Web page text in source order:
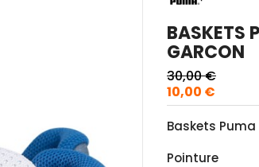
BASKETS
GARCON
30,00 €
10,00 €
Baskets
Pointure